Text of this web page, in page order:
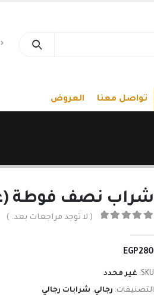
تواصل معنا العروض
شراب نصف فوطة (عدد
( لا توجد مراجعات بعد. )
EGP280
SKU: غير محدد
التصنيفات: رجالي, شرابات رجالي